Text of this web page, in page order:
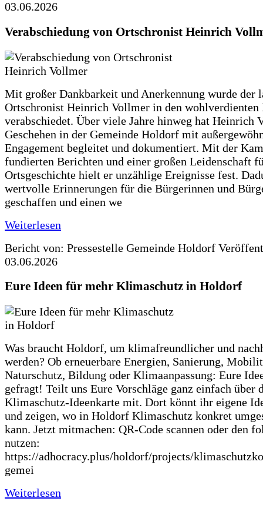
03.06.2026
Verabschiedung von Ortschronist Heinrich
Mit großer Dankbarkeit und Anerkennung wurde der
Ortschronist Heinrich Vollmer in den wohlverdienten
verabschiedet. Über viele Jahre hinweg hat Heinrich
Geschehen in der Gemeinde Holdorf mit
Engagement begleitet und dokumentiert. Mit der
fundierten Berichten und einer großen Leidenschaft
Ortsgeschichte hielt er unzählige Ereignisse fest.
wertvolle Erinnerungen für die Bürgerinnen und
geschaffen und einen we
Weiterlesen
Bericht von: Pressestelle Gemeinde Holdorf
03.06.2026
Eure Ideen für mehr Klimaschutz in Holdorf
Was braucht Holdorf, um klimafreundlicher und
werden? Ob erneuerbare Energien, Sanierung,
Naturschutz, Bildung oder Klimaanpassung: Eure
gefragt! Teilt uns Eure Vorschläge ganz einfach über
Klimaschutz-Ideenkarte mit. Dort könnt ihr eigene
und zeigen, wo in Holdorf Klimaschutz konkret
kann. Jetzt mitmachen: QR-Code scannen oder den
nutzen:
https://adhocracy.plus/holdorf/projects/
gemei
Weiterlesen